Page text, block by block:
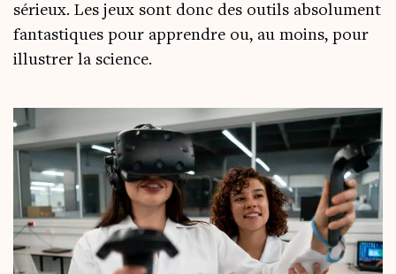
sérieux. Les jeux sont donc des outils abso­lu­ment
fan­tas­tiques pour apprendre ou, au moins, pour
illus­trer la science.